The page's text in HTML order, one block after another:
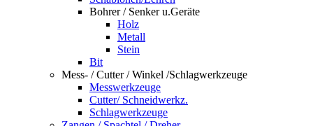
Bohrer / Senker u.Geräte
Holz
Metall
Stein
Bit
Mess- / Cutter / Winkel /Schlagwerkzeuge
Messwerkzeuge
Cutter/ Schneidwerkz.
Schlagwerkzeuge